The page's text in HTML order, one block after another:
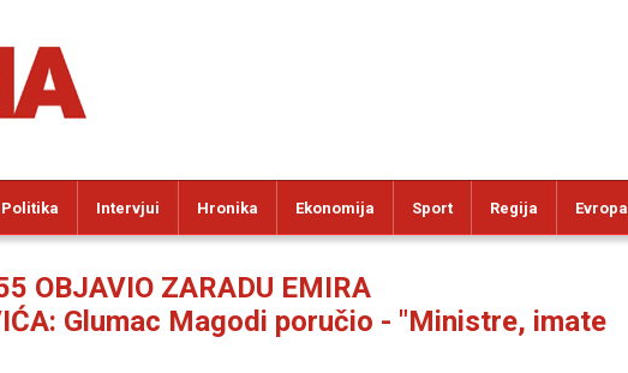
Politika Intervjui Hronika Ekonomija Sport Regija Evropa
OBJAVIO ZARADU EMIRA
Glumac Magodi poručio - "Ministre, imate